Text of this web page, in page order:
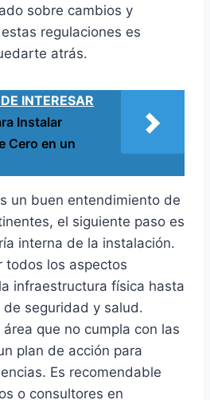
sobre cambios y
regulaciones es
atrás.
INTERESAR
Instalar
Cero en un
un buen entendimiento de
el siguiente paso es
interna de la instalación.
todos los aspectos
infraestructura física hasta
seguridad y salud.
que no cumpla con las
plan de acción para
Es recomendable
o consultores en